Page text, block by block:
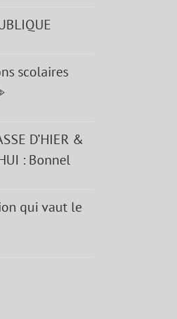
scolaires
D’HIER &
: Bonnel
qui vaut le